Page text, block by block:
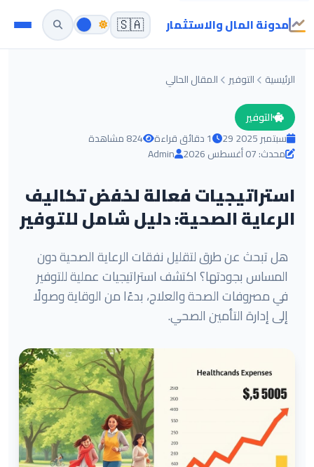
مدونة المال والاستثمار 🇸🇦
الرئيسية التوفير المقال الحالي
التوفير
29 سبتمبر 2025
1 دقائق قراءة
824 مشاهدة
محدث: 07 أغسطس 2026
Admin
استراتيجيات فعالة لخفض تكاليف
الرعاية الصحية: دليل شامل للتوفير
هل تبحث عن طرق لتقليل نفقات الرعاية الصحية دون
المساس بجودتها؟ اكتشف استراتيجيات عملية للتوفير
في مصروفات الصحة والعلاج، بدءًا من الوقاية وصولًا
إلى إدارة التأمين الصحي.